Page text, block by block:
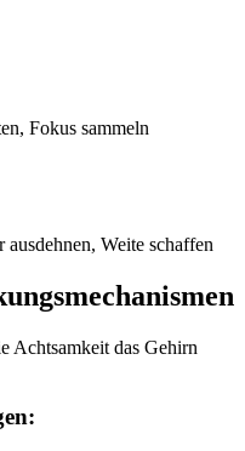
Fokus sammeln
Weite schaffen
Achtsamkeit das Gehirn